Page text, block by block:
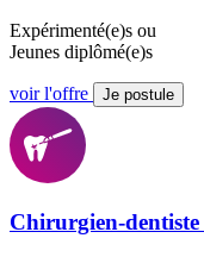
Expérimenté(e)s ou
Jeunes diplômé(e)s
voir l'offre Je postule
Chirurgien-